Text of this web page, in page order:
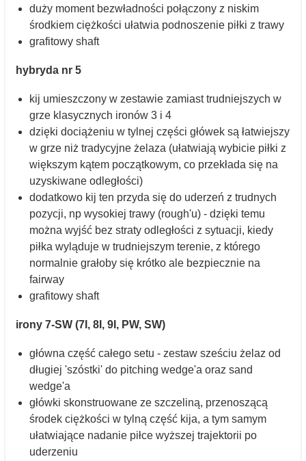
duży moment bezwładności połączony z niskim
środkiem ciężkości ułatwia podnoszenie piłki z trawy
grafitowy shaft
hybryda nr 5
kij umieszczony w zestawie zamiast trudniejszych w
grze klasycznych ironów 3 i 4
dzięki dociążeniu w tylnej części główek są łatwiejszy
w grze niż tradycyjne żelaza (ułatwiają wybicie piłki z
większym kątem początkowym, co przekłada się na
uzyskiwane odległości)
dodatkowo kij ten przyda się do uderzeń z trudnych
pozycji, np wysokiej trawy (rough'u) - dzięki temu
można wyjść bez straty odległości z sytuacji, kiedy
piłka wyląduje w trudniejszym terenie, z którego
normalnie grałoby się krótko ale bezpiecznie na
fairway
grafitowy shaft
irony 7-SW (7I, 8I, 9I, PW, SW)
główna część całego setu - zestaw sześciu żelaz od
długiej 'szóstki' do pitching wedge'a oraz sand
wedge'a
główki skonstruowane ze szczeliną, przenoszącą
środek ciężkości w tylną część kija, a tym samym
ułatwiające nadanie piłce wyższej trajektorii po
uderzeniu